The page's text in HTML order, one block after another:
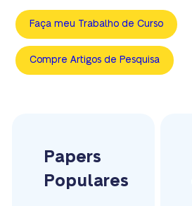
Faça meu Trabalho de Curso
Compre Artigos de Pesquisa
Papers
Populares